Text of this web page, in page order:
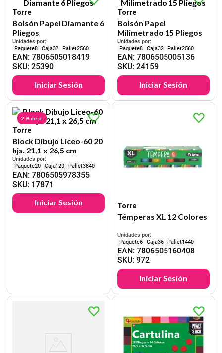
Torre
Bolsón Papel Diamante 6
Pliegos
Unidades por:
8
32 2560
EAN:7806505018419
SKU:25390
Iniciar Sesión
Torre
Bolsón Papel
Milimetrado 15 Pliegos
Unidades por:
8
32 2560
EAN: 7806505005136
SKU: 24159
Iniciar Sesión
2 %dcto.
Torre
Block Dibujo Liceo-60 20
hjs. 21,1 x 26,5 cm
Unidades por:
20
120 3840
EAN:7806505978355
SKU: 17871
Iniciar Sesión
Torre
Témperas XL 12 Colores
Unidades por:
6
36 1440
EAN: 7806505160408
SKU: 972
Iniciar Sesión